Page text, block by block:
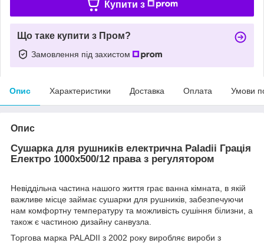
Купити з
Що таке купити з Пром?
Замовлення під захистом
Опис Характеристики Доставка Оплата Умови
Опис
Сушарка для рушників електрична Paladii Грація
Електро 1000х500/12 права з регулятором
Невіддільна частина нашого життя грає ванна кімната, в якій
важливе місце займає сушарки для рушників, забезпечуючи
нам комфортну температуру та можливість сушіння білизни, а
також є частиною дизайну санвузла.
Торгова марка PALADII з 2002 року виробляє вироби з